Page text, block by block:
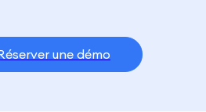
une démo